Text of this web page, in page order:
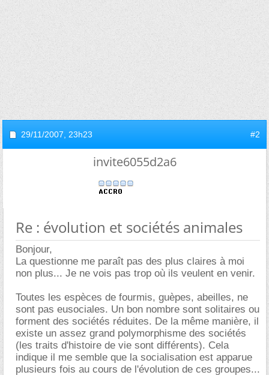
29/11/2007, 23h23 #2
invite6055d2a6
Re : évolution et sociétés animales
Bonjour,
La questionne me paraît pas des plus claires à moi
non plus... Je ne vois pas trop où ils veulent en venir.
Toutes les espèces de fourmis, guèpes, abeilles, ne
sont pas eusociales. Un bon nombre sont solitaires ou
forment des sociétés réduites. De la même manière, il
existe un assez grand polymorphisme des sociétés
(les traits d'histoire de vie sont différents). Cela
indique il me semble que la socialisation est apparue
plusieurs fois au cours de l'évolution de ces groupes...